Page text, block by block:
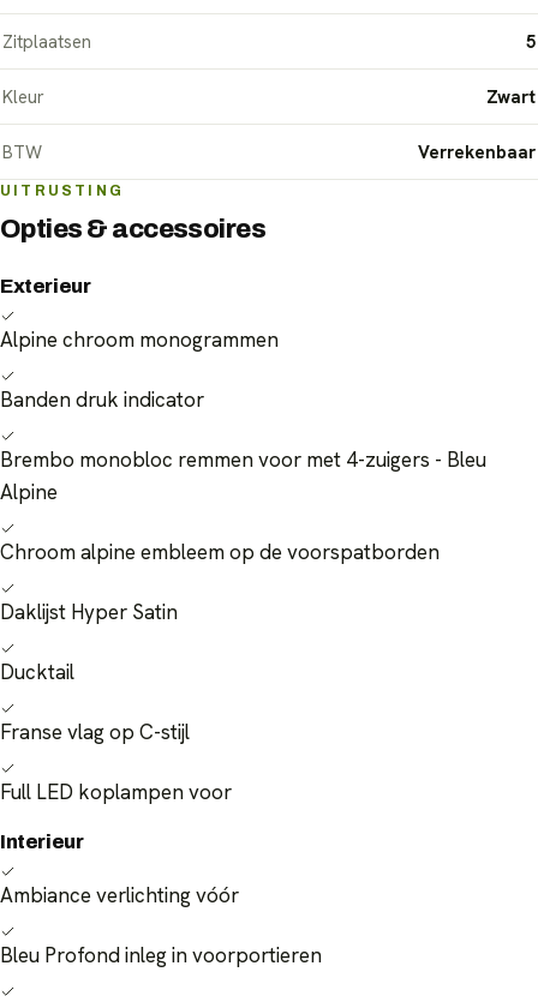
Zitplaatsen 5
Kleur Zwart
BTW Verrekenbaar
UITRUSTING
Opties & accessoires
Exterieur
Alpine chroom monogrammen
Banden druk indicator
Brembo monobloc remmen voor met 4-zuigers - Bleu
Alpine
Chroom alpine embleem op de voorspatborden
Daklijst Hyper Satin
Ducktail
Franse vlag op C-stijl
Full LED koplampen voor
Interieur
Ambiance verlichting vóór
Bleu Profond inleg in voorportieren